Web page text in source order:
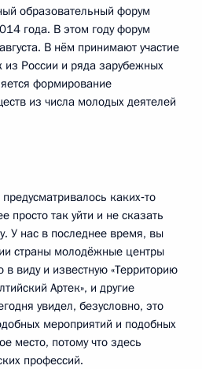
образовательный форум
года. В этом году форум
В нём принимают участие
из России и ряда зарубежных
формирование
из числа молодых деятелей
каких‑то
просто так уйти и не сказать
У нас в последнее время, вы
страны молодёжные центры
виду и известную «Территорию
Артек», и другие
увидел, безусловно, это
мероприятий и подобных
место, потому что здесь
профессий.